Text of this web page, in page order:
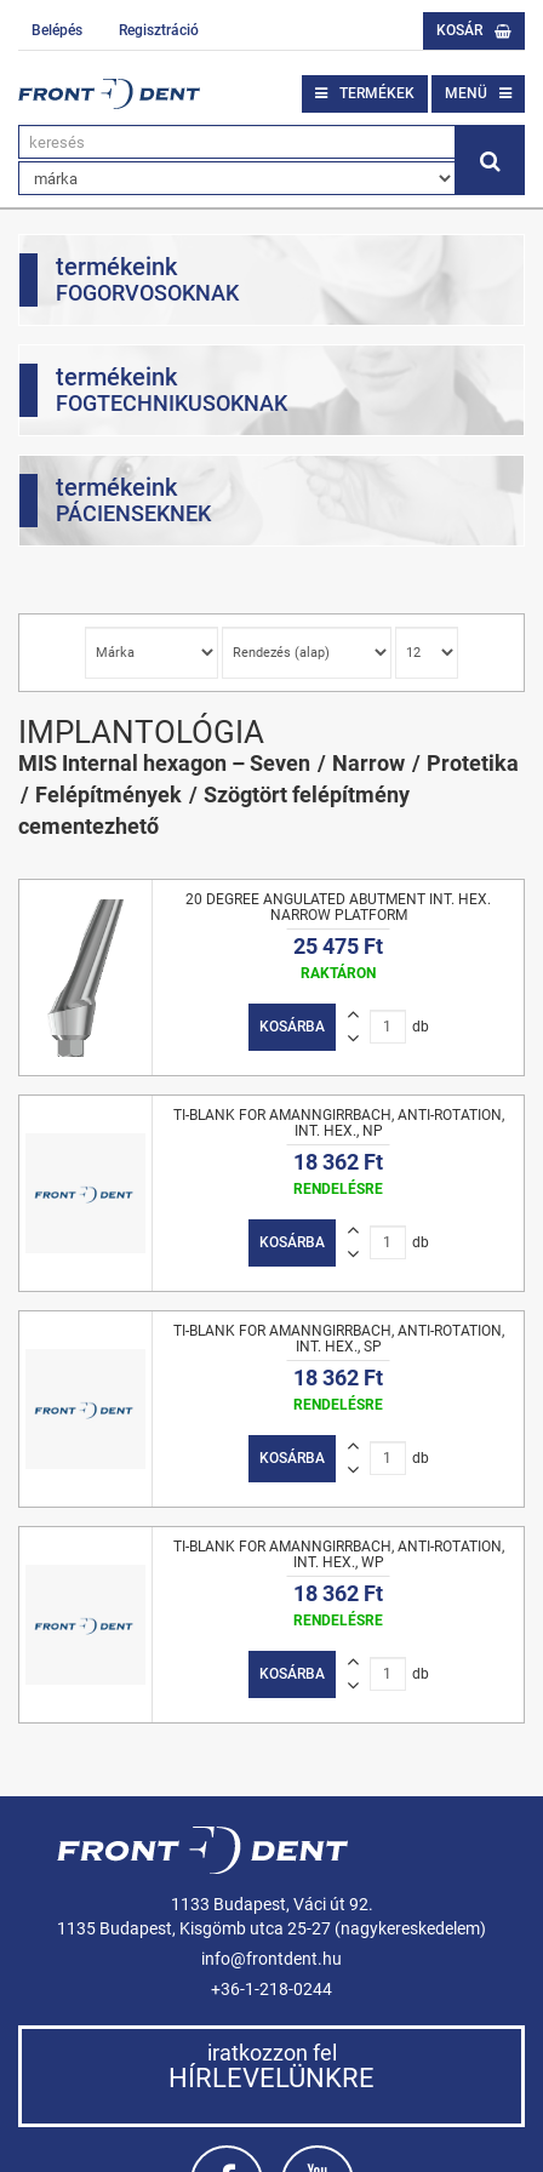
Belépés Regisztráció KOSÁR
TERMÉKEK MENÜ
termékeink
FOGORVOSOKNAK
termékeink
FOGTECHNIKUSOKNAK
termékeink
PÁCIENSEKNEK
IMPLANTOLÓGIA
MIS Internal hexagon – Seven Narrow
Protetika
Felépítmények
Szögtört felépítmény
cementezhető
20 DEGREE ANGULATED ABUTMENT INT. HEX.
NARROW PLATFORM
25 475 Ft
RAKTÁRON
KOSÁRBA db
TI-BLANK FOR AMANNGIRRBACH, ANTI-ROTATION,
INT. HEX., NP
18 362 Ft
RENDELÉSRE
KOSÁRBA db
TI-BLANK FOR AMANNGIRRBACH, ANTI-ROTATION,
INT. HEX., SP
18 362 Ft
RENDELÉSRE
KOSÁRBA db
TI-BLANK FOR AMANNGIRRBACH, ANTI-ROTATION,
INT. HEX., WP
18 362 Ft
RENDELÉSRE
KOSÁRBA db
1133 Budapest, Váci út 92.
1135 Budapest, Kisgömb utca 25-27 (nagykereskedelem)
info@frontdent.hu
+36-1-218-0244
iratkozzon fel
HÍRLEVELÜNKRE